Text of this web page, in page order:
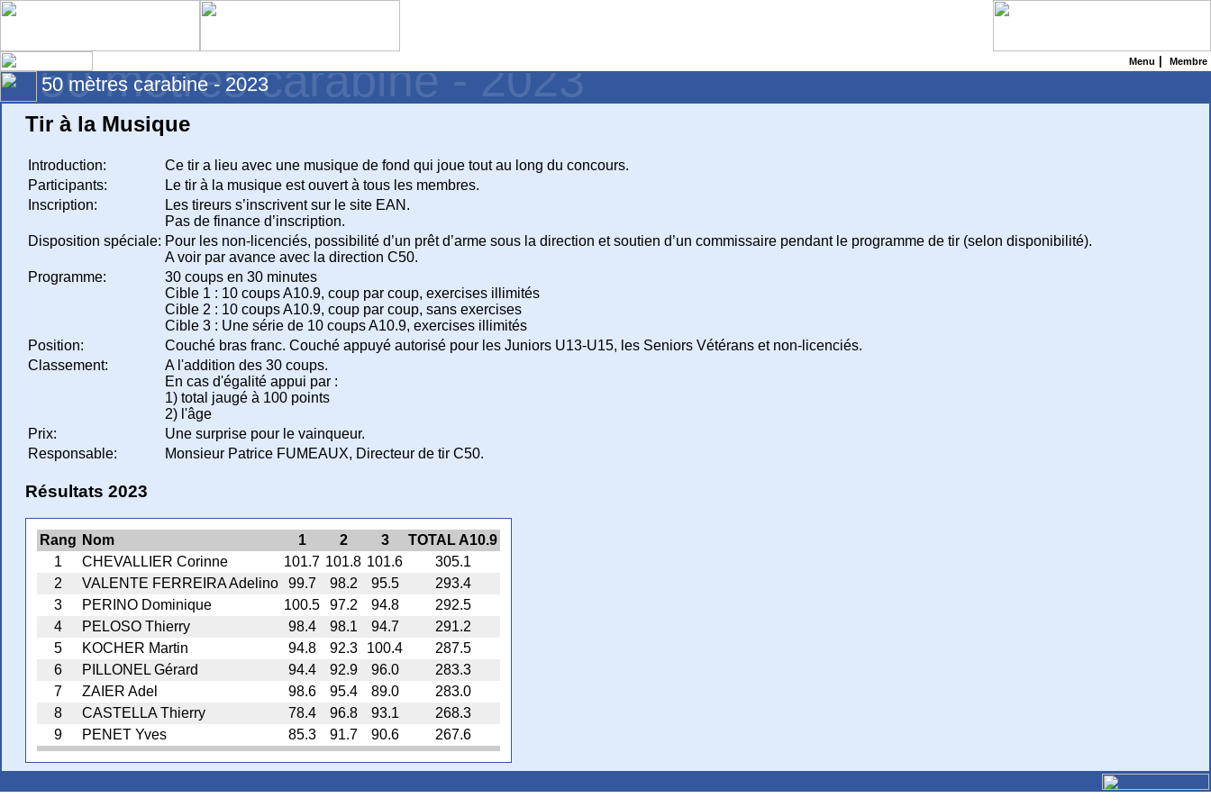
Menu Membre
50 mètres carabine - 2023
50 mètres carabine - 2023
Tir à la Musique
Introduction:
Ce tir a lieu avec une musique de fond qui joue tout au long du concours.
Participants:
Le tir à la musique est ouvert à tous les membres.
Inscription:
Les tireurs s’inscrivent sur le site EAN.
Pas de finance d’inscription.
Disposition spéciale: Pour les non-licenciés, possibilité d’un prêt d’arme sous la direction et soutien d’un commissaire pendant le programme de tir (selon disponibilité).
A voir par avance avec la direction C50.
Programme:
30 coups en 30 minutes
Cible 1 : 10 coups A10.9, coup par coup, exercises illimités
Cible 2 : 10 coups A10.9, coup par coup, sans exercises
Cible 3 : Une série de 10 coups A10.9, exercises illimités
Position:
Couché bras franc. Couché appuyé autorisé pour les Juniors U13-U15, les Seniors Vétérans et non-licenciés.
Classement:
A l'addition des 30 coups.
En cas d'égalité appui par :
1) total jaugé à 100 points
2) l'âge
Prix:
Une surprise pour le vainqueur.
Responsable:
Monsieur Patrice FUMEAUX, Directeur de tir C50.
Résultats 2023
Rang Nom 1 2 3
TOTAL A10.9
1
CHEVALLIER Corinne 101.7 101.8 101.6
305.1
2
VALENTE FERREIRA Adelino 99.7 98.2 95.5
293.4
3
PERINO Dominique 100.5 97.2 94.8
292.5
4
PELOSO Thierry 98.4 98.1 94.7
291.2
5
KOCHER Martin 94.8 92.3 100.4
287.5
6
PILLONEL Gérard 94.4 92.9 96.0
283.3
7
ZAIER Adel 98.6 95.4 89.0
283.0
8
CASTELLA Thierry 78.4 96.8 93.1
268.3
9
PENET Yves 85.3 91.7 90.6 267.6